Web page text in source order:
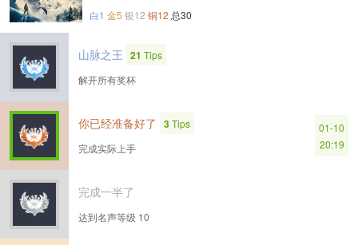
白1 金5 银12 铜12 总30
山脉之王 21 Tips
解开所有奖杯
你已经准备好了 3Tips
完成实际上手
01-10
20:19
完成一半了
达到名声等级 10